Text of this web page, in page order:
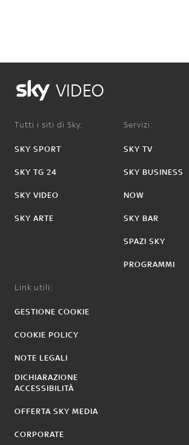
VIDEO
Tutti i siti di Sky:
SKY SPORT
SKY TG 24
SKY VIDEO
SKY ARTE
Servizi:
SKY TV
SKY BUSINESS
NOW
SKY BAR
SPAZI SKY
PROGRAMMI
Link utili:
GESTIONE COOKIE
COOKIE POLICY
NOTE LEGALI
DICHIARAZIONE
ACCESSIBILITÀ
OFFERTA SKY MEDIA
CORPORATE